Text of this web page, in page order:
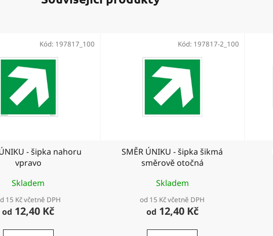
- šipka nahoru
vpravo
Skladem
15 Kč včetně DPH
od 12,40 Kč
Kód: 197817_100
SMĚR ÚNIKU - šipka šikmá
směrově otočná
Skladem
od 15 Kč včetně DPH
od 12,40 Kč
Kód: 197817-2_100